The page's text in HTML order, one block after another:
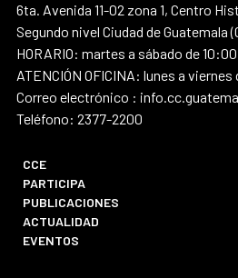
6ta. Avenida 11-02 zona 1, Centro
Segundo nivel Ciudad de Guatemala
HORARIO: martes a sábado de
ATENCIÓN OFICINA: lunes a
Correo electrónico :
Teléfono: 2377-2200
CCE
PARTICIPA
PUBLICACIONES
ACTUALIDAD
EVENTOS